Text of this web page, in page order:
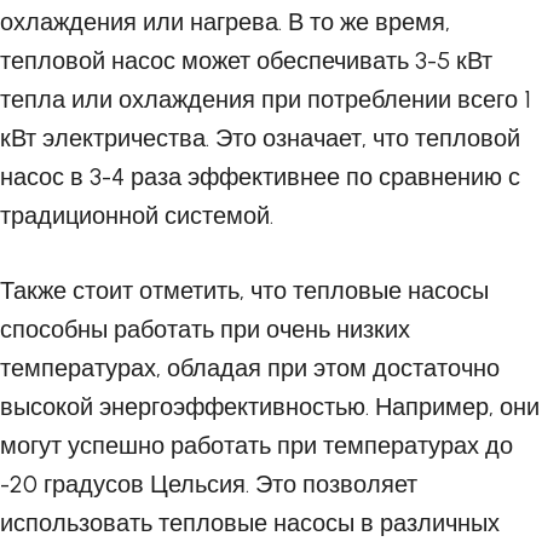
охлаждения или нагрева. В то же время,
тепловой насос может обеспечивать 3-5 кВт
тепла или охлаждения при потреблении всего 1
кВт электричества. Это означает, что тепловой
насос в 3-4 раза эффективнее по сравнению с
традиционной системой.
Также стоит отметить, что тепловые насосы
способны работать при очень низких
температурах, обладая при этом достаточно
высокой энергоэффективностью. Например, они
могут успешно работать при температурах до
-20 градусов Цельсия. Это позволяет
использовать тепловые насосы в различных